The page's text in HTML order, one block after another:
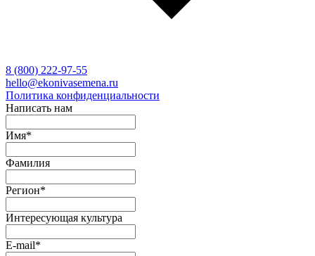
8 (800) 222-97-55
hello@ekonivasemena.ru
Политика конфиденциальности
Написать нам
Имя*
Фамилия
Регион*
Интересующая культура
E-mail*